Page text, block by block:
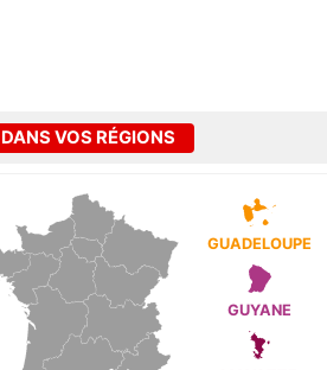
DANS VOS RÉGIONS
GUADELOUPE
GUYANE